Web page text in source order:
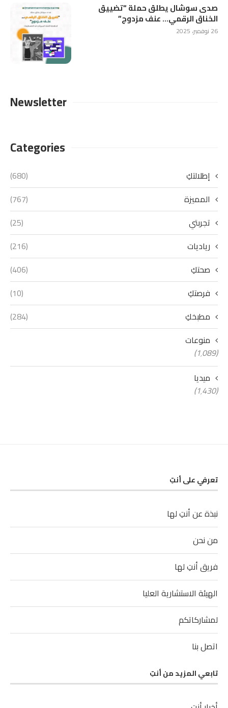
صدى سوشال يطلق حملة “تضييق
الخناق الرقمي… عنف مزدوج”
26 نوفمبر، 2025
Newsletter
Categories
إطلالتكِ
(680)
المميزة
(767)
تجربتي
(25)
رياديات
(216)
صحتكِ
(406)
فرصتكِ
(10)
مطبخكِ
(284)
منوعات
(1٬089)
ميديا
(1٬430)
تعرفي على أنتِ
نبذة عن أنتِ لها
من نحن
فريق أنتِ لها
الهيئة الاستشارية العليا
لمشاركاتكم
اتصل بنا
تابعي المزيد من أنتِ